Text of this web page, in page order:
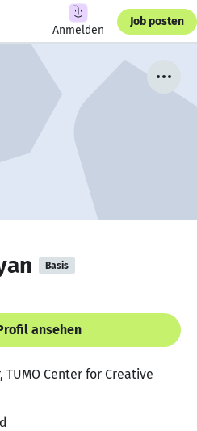
Anmelden
Job posten
Basis
ansehen
TUMO Center for Creative